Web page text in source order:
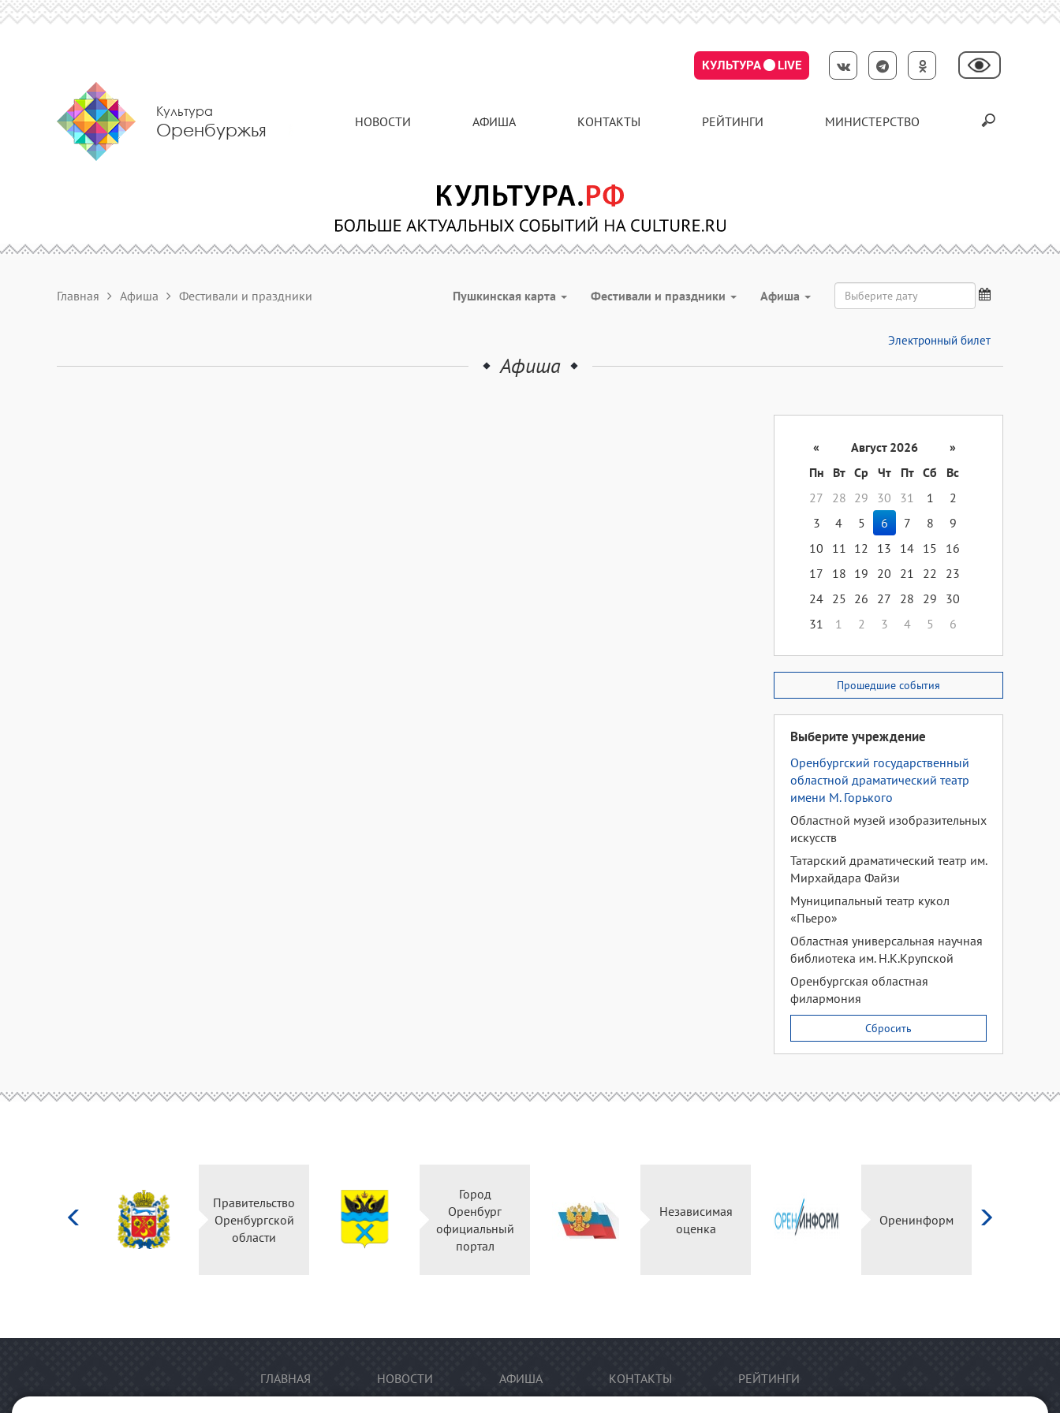
КУЛЬТУРА LIVE
Культура
Оренбуржья НОВОСТИ АФИША КОНТАКТЫ РЕЙТИНГИ МИНИСТЕРСТВО
Главная Афиша Фестивали и праздники Пушкинская карта Фестивали и праздники Aфиша
Электронный билет
Афиша
« Август 2026
»
Пн
Вт Ср Чт Пт Сб
Вс
27
28 29 30 31 1
2
3
4 5 6 7 8
9
10
11 12 13 14 15
16
17
18 19 20 21 22
23
24 25 26 27 28 29
30
31
1 2 3 4 5 6
Прошедшие события
Выберите учреждение
Оренбургский государственный
областной драматический театр
имени М. Горького
Областной музей изобразительных
искусств
Татарский драматический театр им.
Мирхайдара Файзи
Муниципальный театр кукол
«Пьеро»
Областная универсальная научная
библиотека им. Н.К.Крупской
Оренбургская областная
филармония
Сбросить
Правительство
Оренбургской
области
Город
Оренбург
официальный
портал
Независимая
оценка
Оренинформ
ГЛАВНАЯ НОВОСТИ АФИША КОНТАКТЫ РЕЙТИНГИ